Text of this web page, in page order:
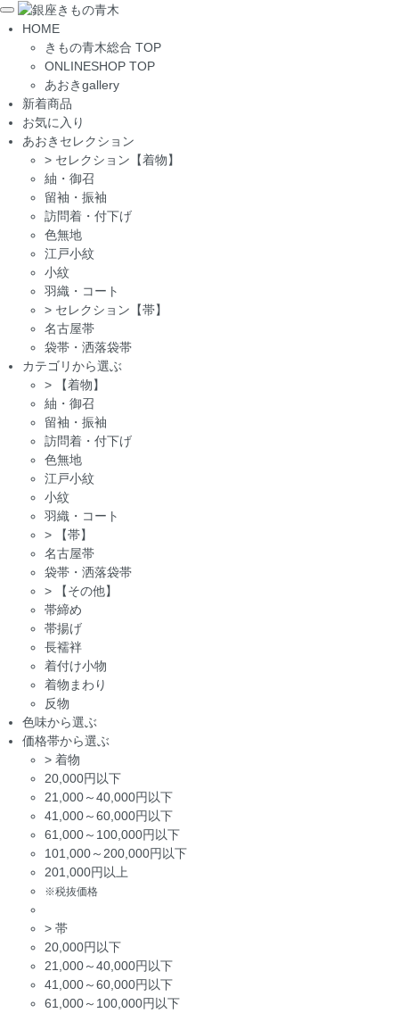
Toggle
navigation
HOME
きもの青木総合 TOP
ONLINESHOP TOP
あおきgallery
新着商品
お気に入り
あおきセレクション
> セレクション【着物】
紬・御召
留袖・振袖
訪問着・付下げ
色無地
江戸小紋
小紋
羽織・コート
> セレクション【帯】
名古屋帯
袋帯・洒落袋帯
カテゴリから選ぶ
>
【着物】
紬・御召
留袖・振袖
訪問着・付下げ
色無地
江戸小紋
小紋
羽織・コート
>
【帯】
名古屋帯
袋帯・洒落袋帯
>
【その他】
帯締め
帯揚げ
長襦袢
着付け小物
着物まわり
反物
色味から選ぶ
価格帯から選ぶ
> 着物
20,000円以下
21,000～40,000円以下
41,000～60,000円以下
61,000～100,000円以下
101,000～200,000円以下
201,000円以上
※税抜価格
> 帯
20,000円以下
21,000～40,000円以下
41,000～60,000円以下
61,000～100,000円以下